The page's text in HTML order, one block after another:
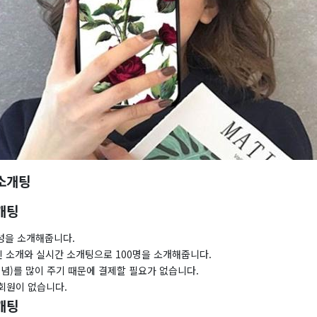
개팅
팅
소개해줍니다.
소개와 실시간 소개팅으로 100명을 소개해줍니다.
)를 많이 주기 때문에 결제할 필요가 없습니다.
원이 없습니다.
팅